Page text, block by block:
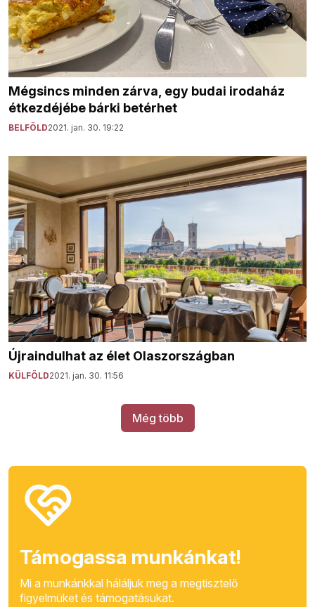
Mégsincs minden zárva, egy budai irodaház
étkezdéjébe bárki betérhet
BELFÖLD2021. jan. 30. 19:22
Újraindulhat az élet Olaszországban
KÜLFÖLD2021. jan. 30. 11:56
Még több
Támogassa munkánkat!
Mi a munkánkkal háláljuk meg a megtisztelő
figyelmüket és támogatásukat.